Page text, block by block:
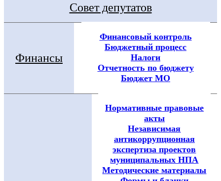
Совет депутатов
Финансы
Финансовый контроль
Бюджетный процесс
Налоги
Отчетность по бюджету
Бюджет МО
Нормативные правовые
акты
Независимая
антикоррупционная
экспертиза проектов
муниципальных НПА
Методические материалы